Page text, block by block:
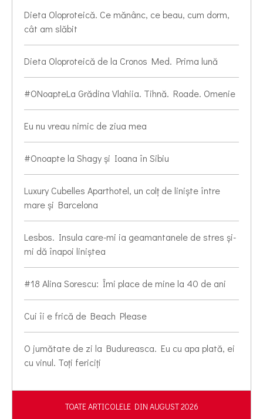
Dieta Oloproteică. Ce mănânc, ce beau, cum dorm,
cât am slăbit
Dieta Oloproteică de la Cronos Med. Prima lună
#ONoapteLa Grădina Vlahiia. Tihnă. Roade. Omenie
Eu nu vreau nimic de ziua mea
#Onoapte la Shagy și Ioana în Sibiu
Luxury Cubelles Aparthotel, un colț de liniște între
mare și Barcelona
Lesbos. Insula care-mi ia geamantanele de stres și-
mi dă înapoi liniștea
#18 Alina Sorescu: Îmi place de mine la 40 de ani
Cui îi e frică de Beach Please
O jumătate de zi la Budureasca. Eu cu apa plată, ei
cu vinul. Toți fericiți
TOATE ARTICOLELE DIN AUGUST 2026